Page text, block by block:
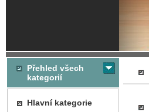
Přehled všech
kategorií
Hlavní kategorie